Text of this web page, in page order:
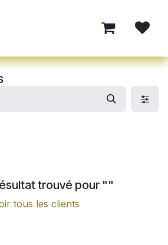
trouvé pour ""
tous les clients